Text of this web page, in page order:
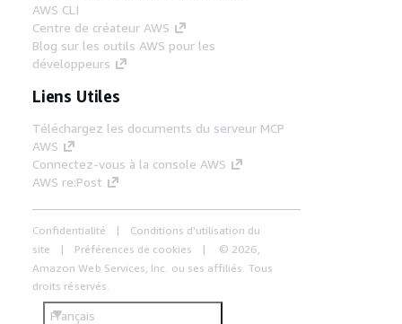
AWS CLI
Centre de créateur AWS
Blog sur les outils AWS pour les
développeurs
Liens Utiles
Téléchargez les documents du serveur MCP
AWS
Connectez-vous à la console AWS
AWS re:Post
Confidentialité
Conditions d'utilisation du
site
Préférences de cookies
© 2026,
Amazon Web Services, Inc. ou ses affiliés. Tous
droits réservés.
Français